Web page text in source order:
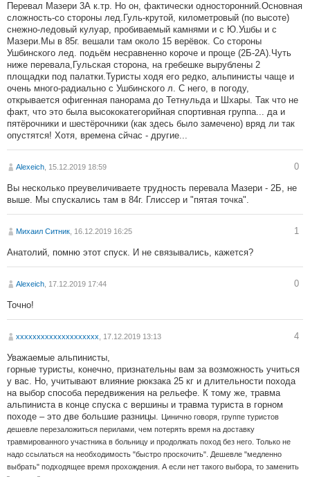
Перевал Мазери 3А к.тр. Но он, фактически односторонний.Основная
сложность-со стороны лед.Гуль-крутой, километровый (по высоте)
снежно-ледовый кулуар, пробиваемый камнями и с Ю.Ушбы и с
Мазери.Мы в 85г. вешали там около 15 верёвок. Со стороны
Ушбинского лед. подьём несравненно короче и проще (2Б-2А).Чуть
ниже перевала,Гульская сторона, на гребешке вырублены 2
площадки под палатки.Туристы ходя его редко, альпинисты чаще и
очень много-радиально с Ушбинского л. С него, в погоду,
открывается офигенная панорама до Тетнульда и Шхары. Так что не
факт, что это была высококатегорийная спортивная группа... да и
пятёрочники и шестёрочники (как здесь было замечено) вряд ли так
опустятся! Хотя, времена сйчас - другие...
Alexeich , 15.12.2019 18:59 0
Вы несколько преувеличиваете трудность перевала Мазери - 2Б, не
выше. Мы спускались там в 84г. Глиссер и "пятая точка".
Михаил Ситник , 16.12.2019 16:25 1
Анатолий, помню этот спуск. И не связывались, кажется?
Alexeich , 17.12.2019 17:44 0
Точно!
хххххххххххххххххххх , 17.12.2019 13:13 4
Уважаемые альпинисты,
горные туристы, конечно, признательны вам за возможность учиться
у вас. Но, учитывают влияние рюкзака 25 кг и длительности похода
на выбор способа передвижения на рельефе. К тому же, травма
альпиниста в конце спуска с вершины и травма туриста в горном
походе – это две большие разницы. Цинично говоря, группе туристов
дешевле перезаложиться перилами, чем потерять время на доставку
травмированного участника в больницу и продолжать поход без него. Только не
надо ссылаться на необходимость "быстро проскочить". Дешевле "медленно
выбрать" подходящее время прохождения. А если нет такого выбора, то заменить